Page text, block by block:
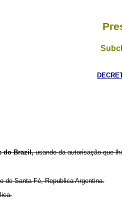
do Brazil,usando da autorisação que
de Santa Fé, Republica Argentina.